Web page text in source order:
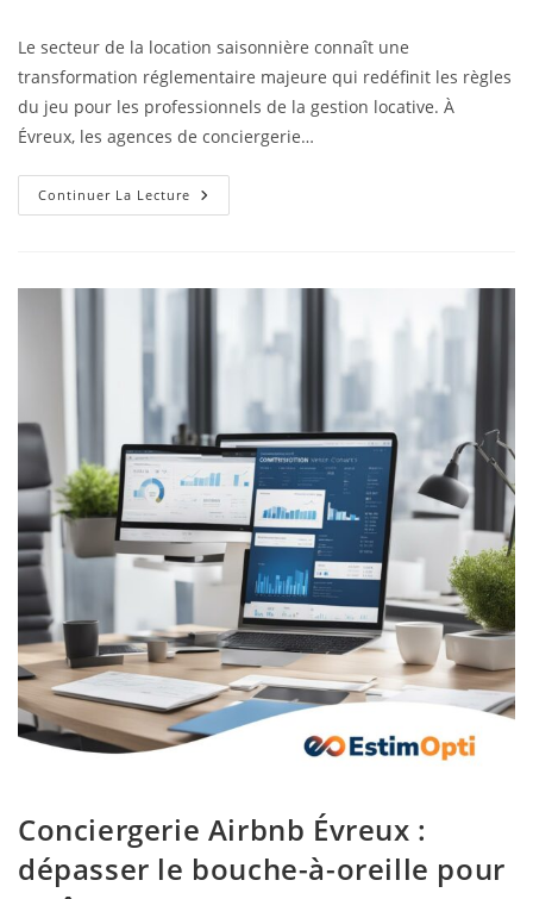
Le secteur de la location saisonnière connaît une
transformation réglementaire majeure qui redéfinit les règles
du jeu pour les professionnels de la gestion locative. À
Évreux, les agences de conciergerie…
Continuer La Lecture
Conciergerie Airbnb Évreux :
dépasser le bouche-à-oreille pour